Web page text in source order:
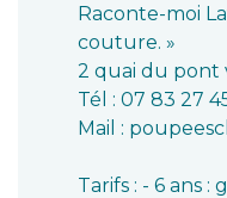
Raconte-moi
couture. »
2 quai du pont
Tél : 07 83 27 45
Mail :
Tarifs : - 6 ans :